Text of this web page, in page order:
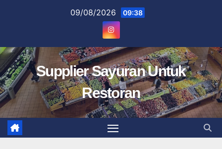
09/08/2026 09:38
Supplier Sayuran Untuk
Restoran